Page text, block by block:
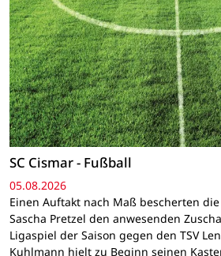
SC Cismar - Fußball
05.08.2026
Einen Auftakt nach Maß bescherten
Sascha Pretzel den anwesenden
Ligaspiel der Saison gegen den TSV
Kuhlmann hielt zu Beginn seinen